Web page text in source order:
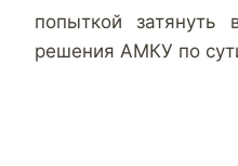
попыткой
решения АМКУ по